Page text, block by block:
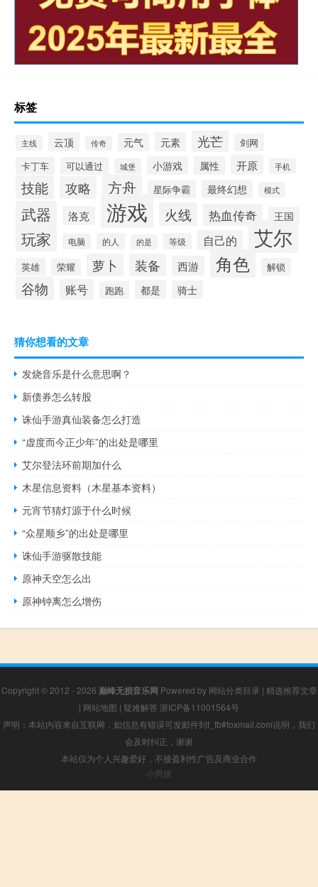
标签
主线 云顶 传奇 元气 元素 光芒
剑网
卡丁车
可以通过 城堡 小游戏 属性 开原 手机
技能 攻略 方舟 星际争霸 最终幻想 模式
武器 洛克 游戏 火线 热血传奇 王国
玩家 电脑 的人 的是 等级 自己的 艾尔
英雄 荣耀 萝卜 装备 西游 角色 解锁
谷物 账号 跑跑 都是 骑士
猜你想看的文章
发烧音乐是什么意思啊？
新债券怎么转股
诛仙手游真仙装备怎么打造
“虚度而今正少年”的出处是哪里
艾尔登法环前期加什么
木星信息资料（木星基本资料）
元宵节猜灯源于什么时候
“众星顺乡”的出处是哪里
诛仙手游驱散技能
原神天空怎么出
原神钟离怎么增伤
Copyright © 2012 - 2026 巅峰无损音乐网 Powered by 网站分类目录 | 精选推荐文章
| 网站地图 | 疑难解答 浙ICP备11001564号
声明：本站内容来自互联网，如信息有错误可发邮件到f_fb#foxmail.com说明，我们
会及时纠正，谢谢
本站仅为个人兴趣爱好，不接盈利性广告及商业合作
小男孩